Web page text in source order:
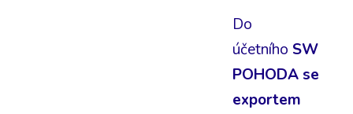
Do
účetního SW
POHODA se
exportem